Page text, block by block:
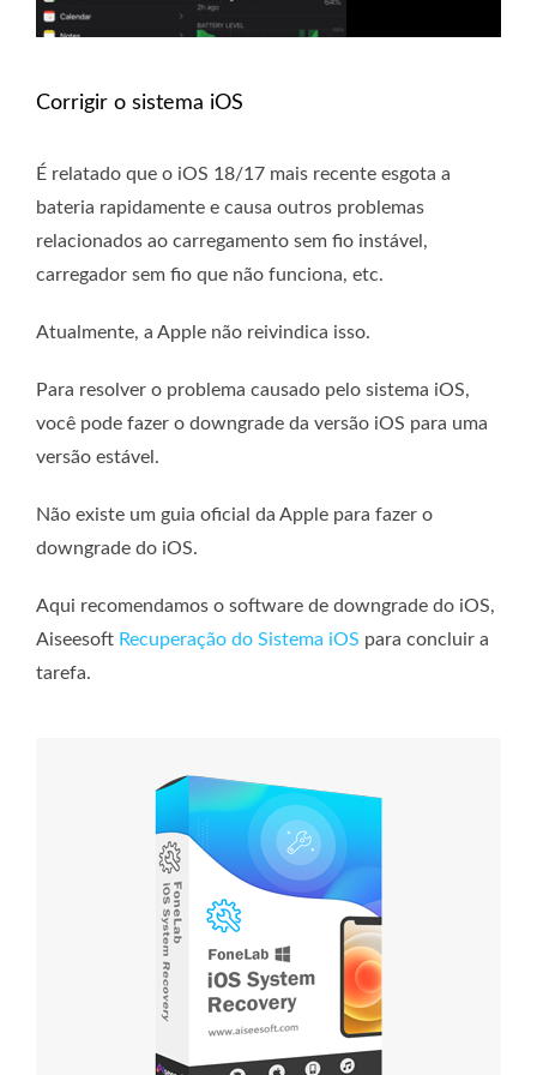
Corrigir o sistema iOS
É relatado que o iOS 18/17 mais recente esgota a
bateria rapidamente e causa outros problemas
relacionados ao carregamento sem fio instável,
carregador sem fio que não funciona, etc.
Atualmente, a Apple não reivindica isso.
Para resolver o problema causado pelo sistema iOS,
você pode fazer o downgrade da versão iOS para uma
versão estável.
Não existe um guia oficial da Apple para fazer o
downgrade do iOS.
Aqui recomendamos o software de downgrade do iOS,
Aiseesoft Recuperação do Sistema iOS para concluir a
tarefa.